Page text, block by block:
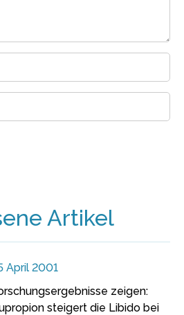
Artikel
April 2001
zeigen:
steigert die Libido bei